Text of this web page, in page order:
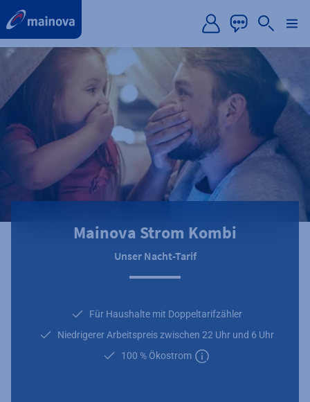
Mainova Strom Kombi
Unser Nacht-Tarif
Für Haushalte mit Doppeltarifzähler
Niedrigerer Arbeitspreis zwischen 22 Uhr und 6 Uhr
100 % Ökostrom